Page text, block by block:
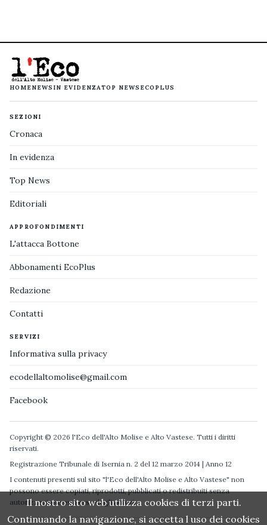
HOMENEWS IN EVIDENZATOP NEWS ECOPLUS
SEZIONI
Cronaca
In evidenza
Top News
Editoriali
APPROFONDIMENTI
L'attacca Bottone
Abbonamenti EcoPlus
Redazione
Contatti
SERVIZI
Informativa sulla privacy
ecodellaltomolise@gmail.com
Facebook
Copyright © 2026 l'Eco dell'Alto Molise e Alto Vastese. Tutti i diritti
riservati.
Registrazione Tribunale di Isernia n. 2 del 12 marzo 2014 | Anno 12
I contenuti presenti sul sito "l'Eco dell'Alto Molise e Alto Vastese" non
possono essere copiati, riprodotti, pubblicati o redistribuiti senza
autorizzazione espressa degli autori.
Il nostro sito web utilizza cookies di terzi parti.
Continuando la navigazione, si accetta l uso dei cookies